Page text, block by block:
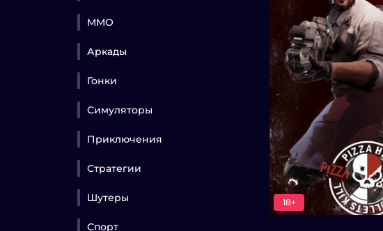
MMO
Аркады
Гонки
Симуляторы
Приключения
Стратегии
Шутеры
Спорт
18+